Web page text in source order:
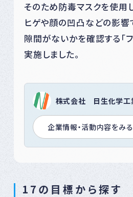
17の目標から探す
そのため防毒マスクを使用し
ヒゲや顔の凹凸などの影響
隙間がないかを確認する「フ
実施しました。
株式会社 日生化学工
企業情報・活動内容をみる